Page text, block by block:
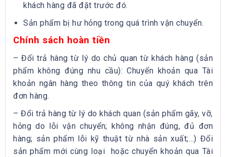
khách hàng đã đặt trước đó.
Sản phẩm bị hư hỏng trong quá trình vận chuyển.
Chính sách hoàn tiền
– Đổi trả hàng từ lý do chủ quan từ khách hàng (sản
phẩm không đúng nhu cầu): Chuyển khoản qua Tài
khoản ngân hàng theo thông tin của quý khách trên
đơn hàng.
– Đổi trả hàng từ lý do khách quan (sản phẩm gãy, vỡ,
hỏng do lỗi vận chuyển; không nhận đúng, đủ đơn
hàng; sản phẩm lỗi kỹ thuật từ nhà sản xuất;…) Đổi
sản phẩm mới cùng loại hoặc chuyển khoản qua Tài